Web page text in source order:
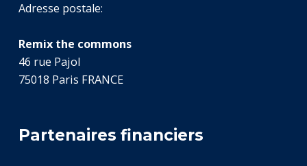
Adresse postale:
Remix the commons
46 rue Pajol
75018 Paris FRANCE
Partenaires financiers